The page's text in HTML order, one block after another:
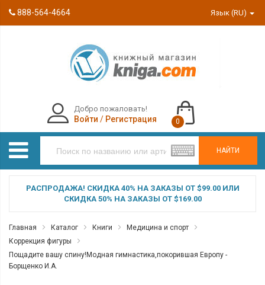
888-564-4664 Язык (RU)
НАЙТИ
Добро пожаловать!
Войти / Регистрация 0
РАСПРОДАЖА! СКИДКА 40% НА ЗАКАЗЫ ОТ $99.00 ИЛИ
СКИДКА 50% НА ЗАКАЗЫ ОТ $169.00
Главная Каталог Книги
Медицина и спорт
Коррекция фигуры
Пощадите вашу спину!Модная гимнастика,покорившая Европу -
Борщенко И.А.